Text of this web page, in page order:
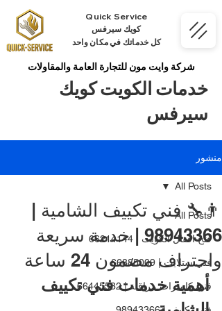
Quick Service
كويك سيرفس
كل خدماتك في مكان واحد
شركة وايت مون للتجارة العامة والمقاولات
خدمات الكويت كويك
سيرفس
منشور
All Posts
فتح اقفال الكويت | 66214144
فني ستلايت | 66885009
فني كاميرات مراقبة | 66445532
All Posts
👨‍🔧 فني تكييف الشامية |
98943366 | خدمة سريعة
واحتراف مضمون 24 ساعة
أهمية خدمات فني تكييف